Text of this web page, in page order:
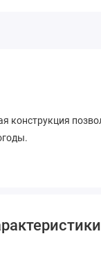
конструкция